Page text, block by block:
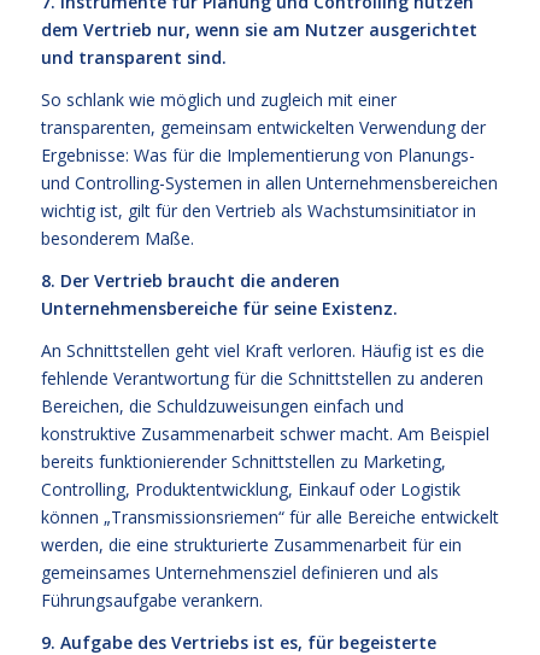
dem Vertrieb nur, wenn sie am Nutzer ausgerichtet
und transparent sind.
So schlank wie möglich und zugleich mit einer
transparenten, gemeinsam entwickelten Verwendung der
Ergebnisse: Was für die Implementierung von Planungs-
und Controlling-Systemen in allen Unternehmensbereichen
wichtig ist, gilt für den Vertrieb als Wachstumsinitiator in
besonderem Maße.
8. Der Vertrieb braucht die anderen
Unternehmensbereiche für seine Existenz.
An Schnittstellen geht viel Kraft verloren. Häufig ist es die
fehlende Verantwortung für die Schnittstellen zu anderen
Bereichen, die Schuldzuweisungen einfach und
konstruktive Zusammenarbeit schwer macht. Am Beispiel
bereits funktionierender Schnittstellen zu Marketing,
Controlling, Produktentwicklung, Einkauf oder Logistik
können „Transmissionsriemen“ für alle Bereiche entwickelt
werden, die eine strukturierte Zusammenarbeit für ein
gemeinsames Unternehmensziel definieren und als
Führungsaufgabe verankern.
9. Aufgabe des Vertriebs ist es, für begeisterte